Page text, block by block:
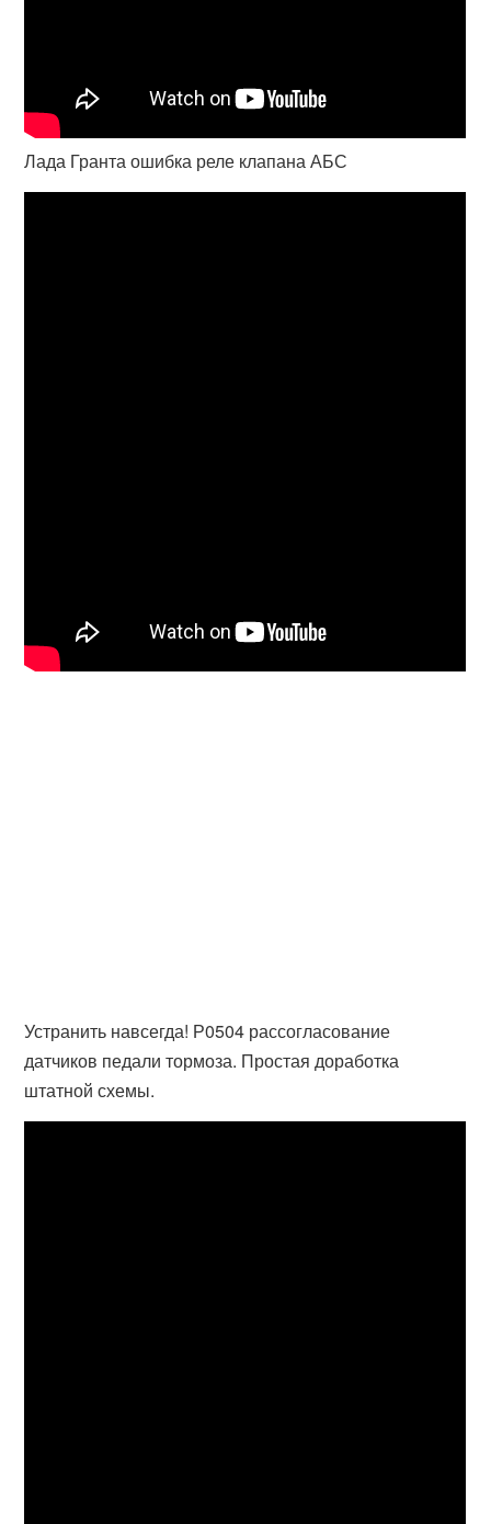
Лада Гранта ошибка реле клапана АБС
Устранить навсегда! Р0504 рассогласование
датчиков педали тормоза. Простая доработка
штатной схемы.